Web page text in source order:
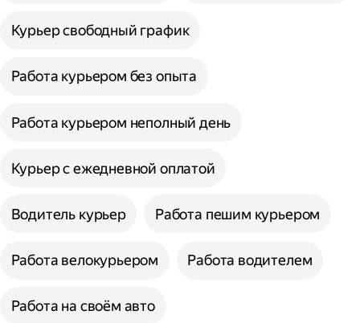
Курьер свободный график
Работа курьером без опыта
Работа курьером неполный день
Курьер с ежедневной оплатой
Водитель курьер Работа пешим курьером
Работа велокурьером Работа водителем
Работа на своём авто